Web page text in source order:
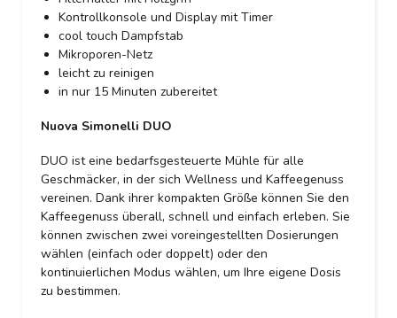
Kontrollkonsole und Display mit Timer
cool touch Dampfstab
Mikroporen-Netz
leicht zu reinigen
in nur 15 Minuten zubereitet
Nuova Simonelli DUO
DUO ist eine bedarfsgesteuerte Mühle für alle
Geschmäcker, in der sich Wellness und Kaffeegenuss
vereinen. Dank ihrer kompakten Größe können Sie den
Kaffeegenuss überall, schnell und einfach erleben. Sie
können zwischen zwei voreingestellten Dosierungen
wählen (einfach oder doppelt) oder den
kontinuierlichen Modus wählen, um Ihre eigene Dosis
zu bestimmen.